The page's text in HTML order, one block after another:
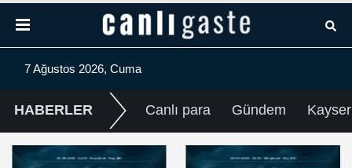
7 Ağustos 2026, Cuma
HABERLER Canlı para Gündem